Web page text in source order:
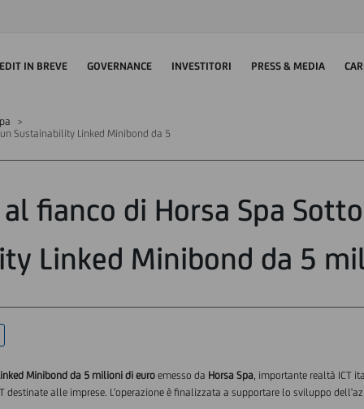
IN BREVE GOVERNANCE INVESTITORI PRESS & MEDIA
Sustainability Linked Minibond da 5
fianco di Horsa Spa
Linked Minibond da 5
Minibond da 5 milioni di euro emesso da Horsa Spa, importante realtà ICT
destinate alle imprese. L'operazione è finalizzata a supportare lo sviluppo